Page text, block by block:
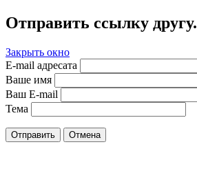
Отправить ссылку другу.
Закрыть окно
E-mail адресата
Ваше имя
Ваш E-mail
Тема
Отправить Отмена